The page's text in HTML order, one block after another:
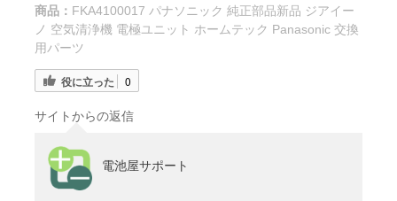
商品： FKA4100017 パナソニック 純正部品新品 ジアイー
ノ 空気清浄機 電極ユニット ホームテック Panasonic 交換
用パーツ
役に立った 0
サイトからの返信
電池屋サポート